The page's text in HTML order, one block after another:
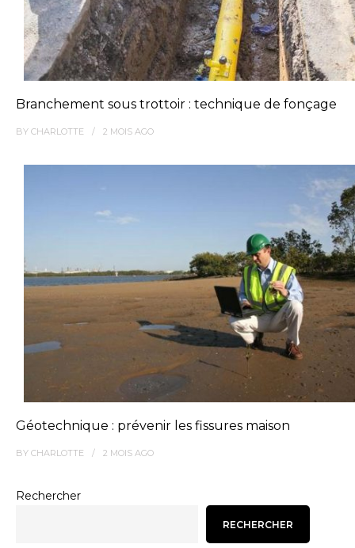
Branchement sous trottoir : technique de fonçage
BY CHARLOTTE 2 MOIS AGO
Géotechnique : prévenir les fissures maison
BY CHARLOTTE 2 MOIS AGO
Rechercher
RECHERCHER